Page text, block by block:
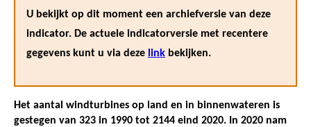
U bekijkt op dit moment een archiefversie van deze
indicator. De actuele indicatorversie met recentere
gegevens kunt u via deze link bekijken.
Het aantal windturbines op land en in binnenwateren is
gestegen van 323 in 1990 tot 2144 eind 2020. In 2020 nam